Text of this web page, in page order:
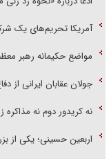
آمریکا تحریم‌های یک
مواضع حکیمانه رهبر
جولان عقابان ایرانی از
نه کریدور دوم نه مذاکره
اربعین حسینی؛ یکی از